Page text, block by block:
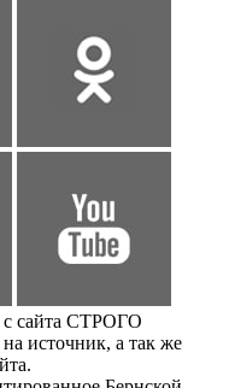
сайта СТРОГО
источник, а так же